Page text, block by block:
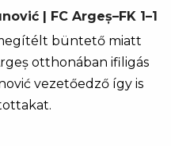
| FC Argeș–FK 1–1
büntető miatt
otthonában ifiligás
vezetőedző így is